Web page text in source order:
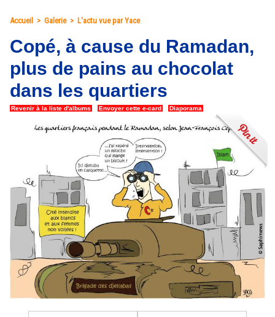
Accueil > Galerie > L'actu vue par Yace
Copé, à cause du Ramadan,
plus de pains au chocolat
dans les quartiers
Revenir à la liste d'albums Envoyer cette e-card Diaporama